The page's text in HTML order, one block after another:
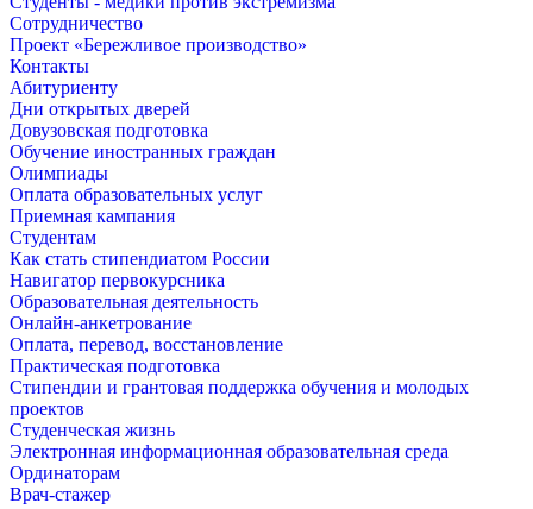
Сотрудничество
Проект «Бережливое производство»
Контакты
Абитуриенту
Дни открытых дверей
Довузовская подготовка
Обучение иностранных граждан
Олимпиады
Оплата образовательных услуг
Приемная кампания
Студентам
Как стать стипендиатом России
Навигатор первокурсника
Образовательная деятельность
Онлайн-анкетрование
Оплата, перевод, восстановление
Практическая подготовка
Стипендии и грантовая поддержка обучения и молодых
проектов
Студенческая жизнь
Электронная информационная образовательная среда
Ординаторам
Врач-стажер